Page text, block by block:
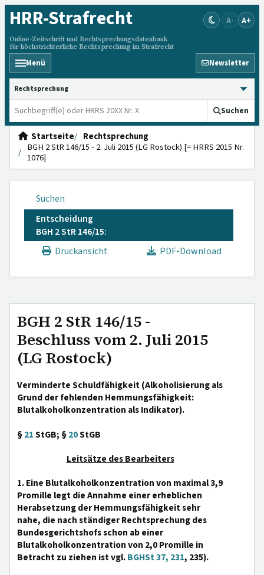
HRR-Strafrecht
Online-Zeitschrift und Rechtsprechungsdatenbank
für höchstrichterliche Rechtsprechung im Strafrecht
A- A+
Menü Newsletter
HRRS durchsuchen
Suchen
Startseite
Rechtsprechung
BGH 2 StR 146/15 - 2. Juli 2015 (LG Rostock) [= HRRS 2015 Nr.
1076]
Suchen
Entscheidung
BGH 2 StR 146/15:
Druckansicht
PDF-Download
BGH 2 StR 146/15 -
Beschluss vom 2. Juli 2015
(LG Rostock)
Verminderte Schuldfähigkeit (Alkoholisierung als
Grund der fehlenden Hemmungsfähigkeit:
Blutalkoholkonzentration als Indikator).
§21StGB; §20StGB
Leitsätze des Bearbeiters
1. Eine Blutalkoholkonzentration von maximal 3,9
Promille legt die Annahme einer erheblichen
Herabsetzung der Hemmungsfähigkeit sehr
nahe, die nach ständiger Rechtsprechung des
Bundesgerichtshofs schon ab einer
Blutalkoholkonzentration von 2,0 Promille in
Betracht zu ziehen ist vgl.BGHSt 37, 231, 235).